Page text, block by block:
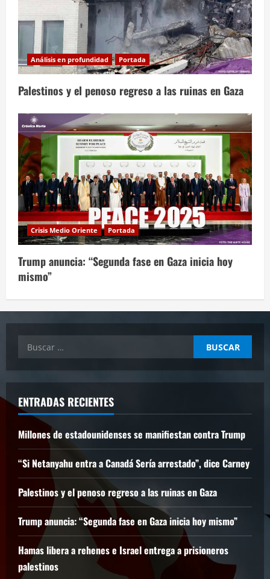
Análisis en profundidad Portada
Palestinos y el penoso regreso a las ruinas en Gaza
Crisis Medio Oriente Portada
Trump anuncia: “Segunda fase en Gaza inicia hoy
mismo”
Buscar:
ENTRADAS RECIENTES
Millones de estadounidenses se manifiestan contra Trump
“Si Netanyahu entra a Canadá Sería arrestado”, dice Carney
Palestinos y el penoso regreso a las ruinas en Gaza
Trump anuncia: “Segunda fase en Gaza inicia hoy mismo”
Hamas libera a rehenes e Israel entrega a prisioneros
palestinos